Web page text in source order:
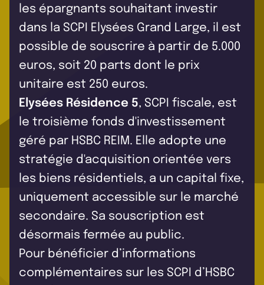
les épargnants souhaitant investir
dans la SCPI Elysées Grand Large, il est
possible de souscrire à partir de 5.000
euros, soit 20 parts dont le prix
unitaire est 250 euros.
Elysées Résidence 5, SCPI fiscale, est
le troisième fonds d'investissement
géré par HSBC REIM. Elle adopte une
stratégie d'acquisition orientée vers
les biens résidentiels, a un capital fixe,
uniquement accessible sur le marché
secondaire. Sa souscription est
désormais fermée au public.
Pour bénéficier d’informations
complémentaires sur les SCPI d’HSBC